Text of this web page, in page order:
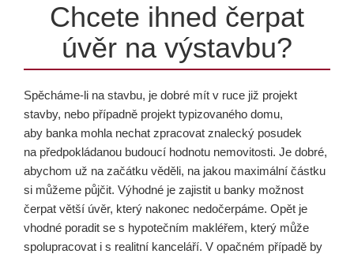
Chcete ihned čerpat
úvěr na výstavbu?
Spěcháme-li na stavbu, je dobré mít v ruce již projekt
stavby, nebo případně projekt typizovaného domu,
aby banka mohla nechat zpracovat znalecký posudek
na předpokládanou budoucí hodnotu nemovitosti. Je dobré,
abychom už na začátku věděli, na jakou maximální částku
si můžeme půjčit. Výhodné je zajistit u banky možnost
čerpat větší úvěr, který nakonec nedočerpáme. Opět je
vhodné poradit se s hypotečním makléřem, který může
spolupracovat i s realitní kanceláří. V opačném případě by